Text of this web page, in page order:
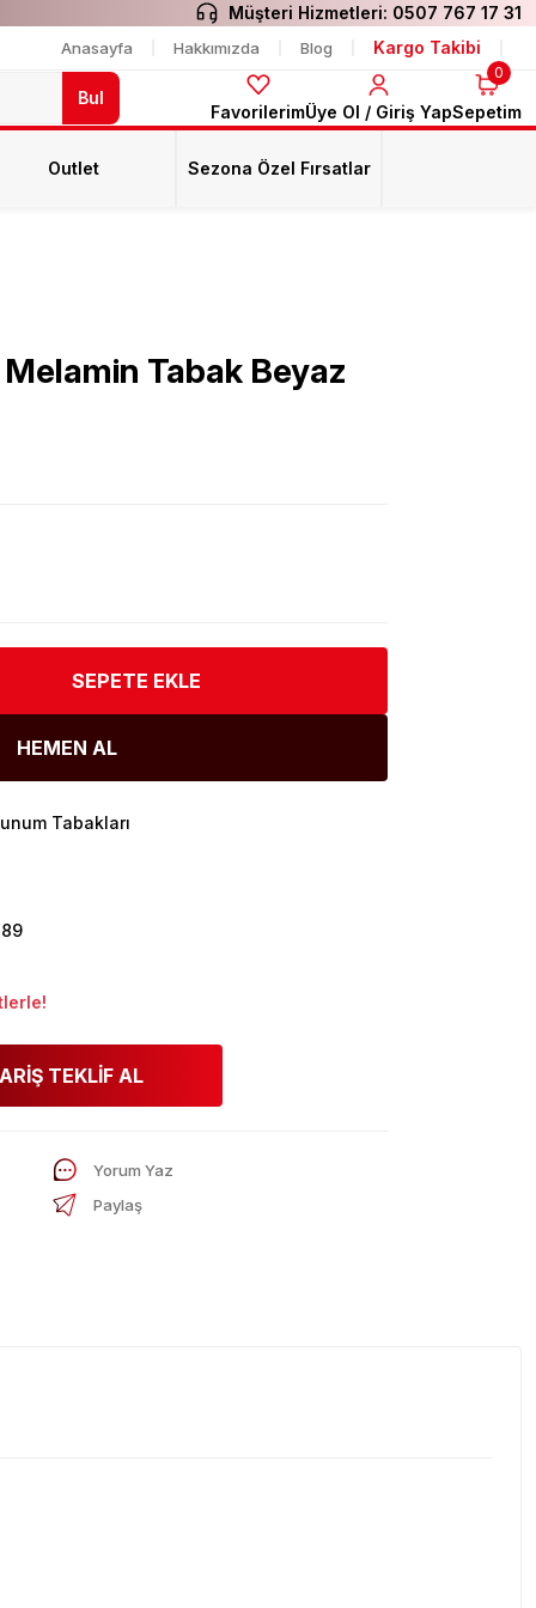
Müşteri Hizmetleri: 0507 767 17 31
Anasayfa Hakkımızda Blog Kargo Takibi
Bul
FavorilerimÜye Ol / Giriş Yap
0
Sepetim
Outlet Sezona Özel Fırsatlar
Tabak Beyaz
SEPETE EKLE
HEMEN AL
Tabakları
TEKLİF AL
Yorum Yaz
Paylaş